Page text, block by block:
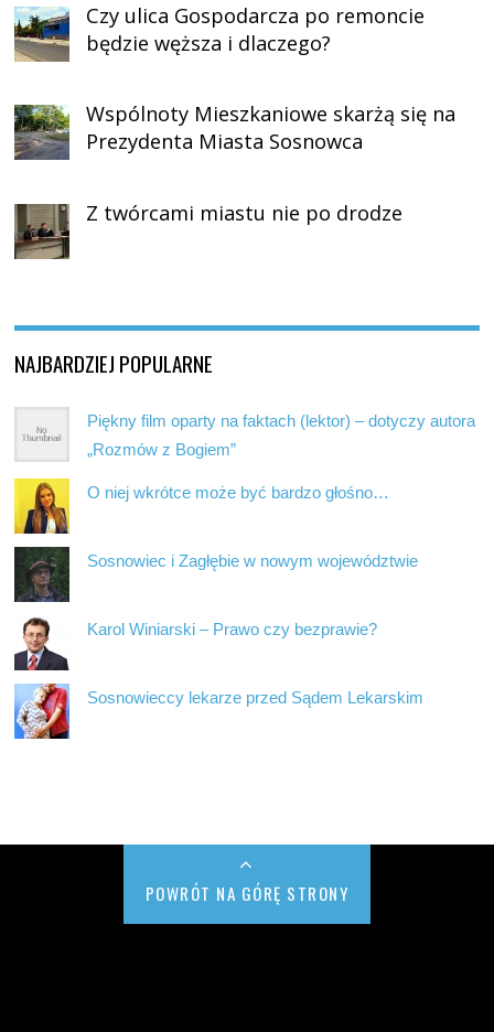
Czy ulica Gospodarcza po remoncie
będzie węższa i dlaczego?
Wspólnoty Mieszkaniowe skarżą się na
Prezydenta Miasta Sosnowca
Z twórcami miastu nie po drodze
NAJBARDZIEJ POPULARNE
Piękny film oparty na faktach (lektor) – dotyczy autora
„Rozmów z Bogiem”
O niej wkrótce może być bardzo głośno…
Sosnowiec i Zagłębie w nowym województwie
Karol Winiarski – Prawo czy bezprawie?
Sosnowieccy lekarze przed Sądem Lekarskim
POWRÓT NA GÓRĘ STRONY